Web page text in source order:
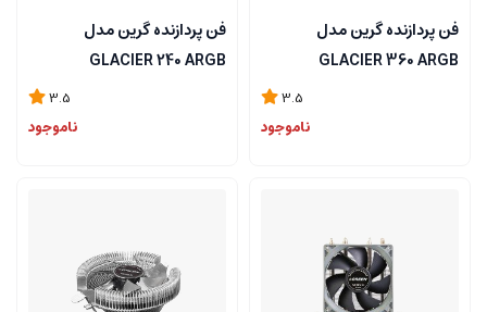
فن پردازنده گرین مدل
GLACIER 360 ARGB
3.5
ناموجود
فن پردازنده گرین مدل
GLACIER 240 ARGB
3.5
ناموجود